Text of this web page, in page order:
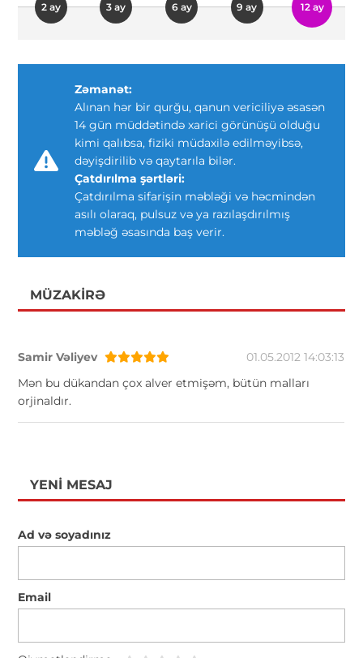
2 ay 3 ay 6 ay 9 ay 12 ay
Zəmanət:
Alınan hər bir qurğu, qanun vericiliyə əsasən
14 gün müddətində xarici görünüşü olduğu
kimi qalıbsa, fiziki müdaxilə edilməyibsə,
dəyişdirilib və qaytarıla bilər.
Çatdırılma şərtləri:
Çatdırılma sifarişin məbləği və həcmindən
asılı olaraq, pulsuz və ya razılaşdırılmış
məbləğ əsasında baş verir.
MÜZAKIRƏ
Samir Vəliyev
01.05.2012 14:03:13
Mən bu dükandan çox alver etmişəm, bütün malları
orjinaldır.
YENI MESAJ
Ad və soyadınız
Email